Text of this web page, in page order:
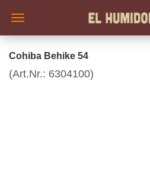
Cohiba Behike 54
(Art.Nr.: 6304100)